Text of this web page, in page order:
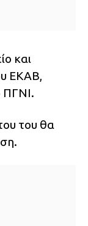
και
ΕΚΑΒ,
ΠΓΝΙ.
του θα